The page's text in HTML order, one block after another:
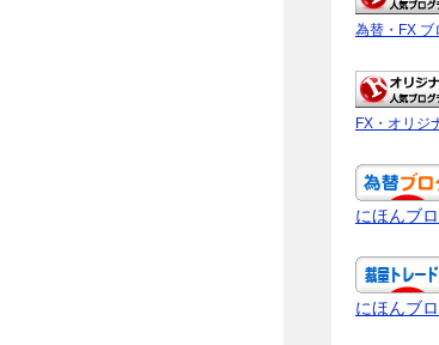
為替・FX ブ
FX・オリジ
にほんブ
にほんブ